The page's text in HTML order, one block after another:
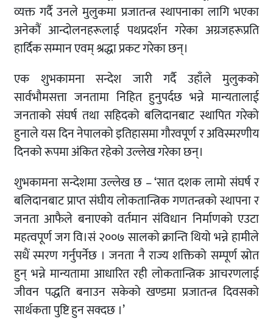
व्यक्त गर्दै उनले मुलुकमा प्रजातन्त्र स्थापनाका लागि भएका
अनेकौं आन्दोलनहरूलाई पथप्रदर्शन गरेका अग्रजहरूप्रति
हार्दिक सम्मान एवम् श्रद्धा प्रकट गरेका छन्।
एक शुभकामना सन्देश जारी गर्दै उहाँले मुलुकको
सार्वभौमसत्ता जनतामा निहित हुनुपर्दछ भन्ने मान्यतालाई
जनताको संघर्ष तथा सहिदको बलिदानबाट स्थापित गरेको
हुनाले यस दिन नेपालको इतिहासमा गौरवपूर्ण र अविस्मरणीय
दिनको रूपमा अंकित रहेको उल्लेख गरेका छन्।
शुभकामना सन्देशमा उल्लेख छ – ‘सात दशक लामो संघर्ष र
बलिदानबाट प्राप्त संघीय लोकतान्त्रिक गणतन्त्रको स्थापना र
जनता आफैले बनाएको वर्तमान संविधान निर्माणको एउटा
महत्वपूर्ण जग वि।सं २००७ सालको क्रान्ति थियो भन्ने हामीले
सधैं स्मरण गर्नुपर्नेछ । जनता नै राज्य शक्तिको सम्पूर्ण स्रोत
हुन् भन्ने मान्यतामा आधारित रही लोकतान्त्रिक आचरणलाई
जीवन पद्धति बनाउन सकेको खण्डमा प्रजातन्त्र दिवसको
सार्थकता पुष्टि हुन सक्दछ ।’